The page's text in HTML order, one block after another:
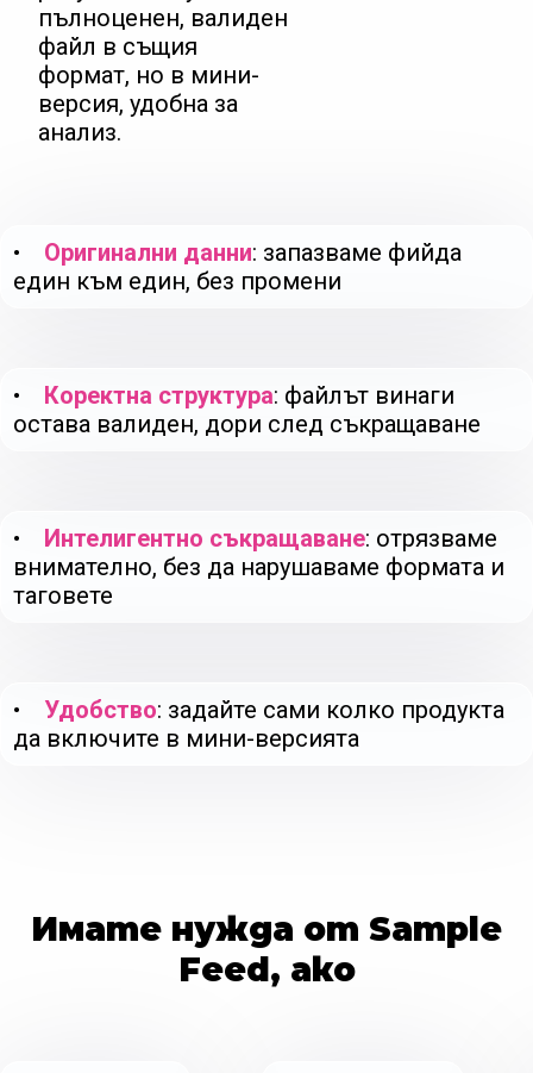
пълноценен, валиден
файл в същия
формат, но в мини-
версия, удобна за
анализ.
• Оригинални данни: запазваме фийда
един към един, без промени
• Коректна структура: файлът винаги
остава валиден, дори след съкращаване
• Интелигентно съкращаване: отрязваме
внимателно, без да нарушаваме формата и
таговете
• Удобство: задайте сами колко продукта
да включите в мини-версията
Имате нужда от Sample
Feed, ако